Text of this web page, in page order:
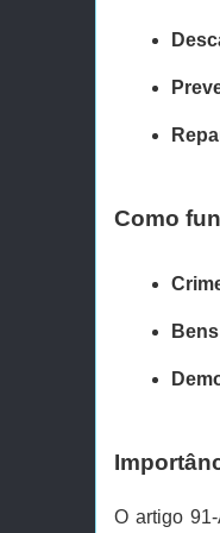
Como
O artigo